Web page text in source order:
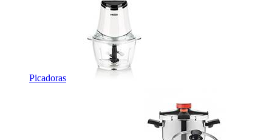
Picadoras